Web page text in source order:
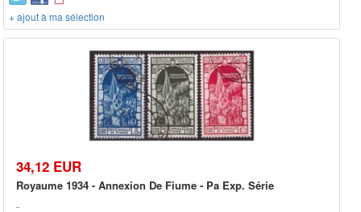
+ ajout à ma sélection
34,12 EUR
Royaume 1934 - Annexion De Fiume - Pa Exp. Série